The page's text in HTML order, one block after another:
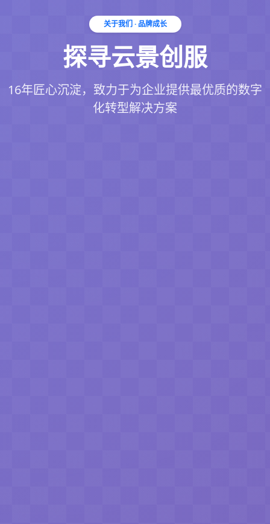
关于我们 · 品牌成长
探寻云景创服
16年匠心沉淀，致力于为企业提供最优质的数字
化转型解决方案